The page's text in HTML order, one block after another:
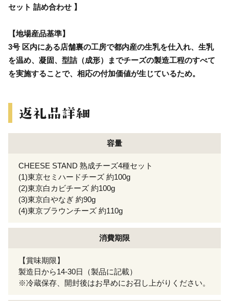
セット 詰め合わせ 】
【地場産品基準】
3号 区内にある店舗裏の工房で都内産の生乳を仕入れ、生乳
を温め、凝固、型詰（成形）までチーズの製造工程のすべて
を実施することで、相応の付加価値が生じているため。
容量
CHEESE STAND 熟成チーズ4種セット
(1)東京セミハードチーズ 約100g
(2)東京白カビチーズ 約100g
(3)東京白やなぎ 約90g
(4)東京ブラウンチーズ 約110g
消費期限
【賞味期限】
製造日から14-30日（製品に記載）
※冷蔵保存、開封後はお早めにお召し上がりください。